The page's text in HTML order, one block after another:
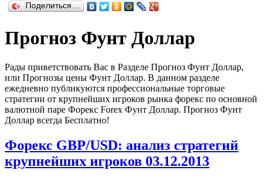
Поделиться…
Прогноз Фунт Доллар
Рады приветствовать Вас в Разделе Прогноз Фунт Доллар,
или Прогнозы цены Фунт Доллар. В данном разделе
ежедневно публикуются профессиональные торговые
стратегии от крупнейших игроков рынка форекс по основной
валютной паре Форекс Forex Фунт Доллар. Прогноз Фунт
Доллар всегда Бесплатно!
Форекс GBP/USD: анализ стратегий
крупнейших игроков 03.12.2013